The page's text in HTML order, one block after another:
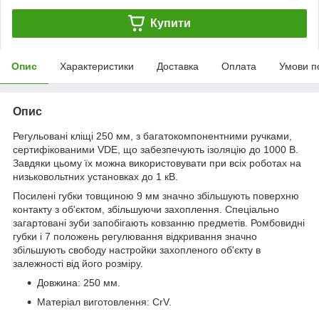
Купити
Опис Характеристики Доставка Оплата Умови
Опис
Регульовані кліщі 250 мм, з багатокомпонентними ручками,
сертифікованими VDE, що забезпечують ізоляцію до 1000 В.
Завдяки цьому їх можна використовувати при всіх роботах на
низьковольтних установках до 1 кВ.
Посилені губки товщиною 9 мм значно збільшують поверхню
контакту з об'єктом, збільшуючи захоплення. Спеціально
загартовані зуби запобігають ковзанню предметів. Ромбовидні
губки і 7 положень регулювання відкривання значно
збільшують свободу настройки захопленого об'єкту в
залежності від його розміру.
Довжина: 250 мм.
Матеріал виготовлення: CrV.